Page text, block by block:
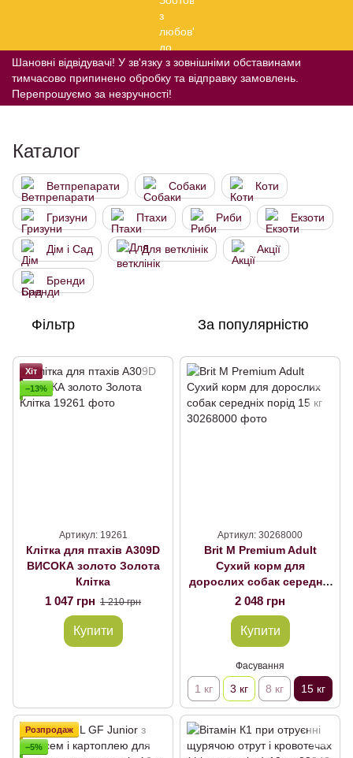
Шановні відвідувачі! У зв'язку з зовнішніми обставинами
тимчасово припинено обробку та відправку замовлень.
Перепрошуємо за незручності!
Каталог
Ветпрепарати Собаки Коти
Гризуни Птахи Риби Екзоти
Дім і Сад Для ветклінік Акції
Бренди
Фільтр За популярністю
Хіт
−13%
Артикул: 19261
Клітка для птахів A309D
ВИСОКА золото Золота
Клітка
1 047 грн 1 210 грн
Купити
Артикул: 30268000
Brit M Premium Adult
Сухий корм для
дорослих собак середніх
порід 15 кг
2 048 грн
Купити
Фасування
1 кг 3 кг 8 кг 15 кг
Розпродаж
−5%